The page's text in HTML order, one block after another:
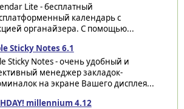
Lite - бесплатный
календарь с
органайзера. С помощью...
Sticky Notes 6.1
Sticky Notes - очень удобный и
менеджер закладок-
на экране Вашего дисплея...
millennium 4.12